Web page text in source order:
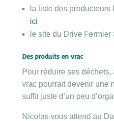
la liste des producteurs
ici
le site du Drive Fermier
Des produits en vrac
Pour réduire ses
vrac pourrait devenir une
suffit juste d’un peu
Nicolas vous attend au